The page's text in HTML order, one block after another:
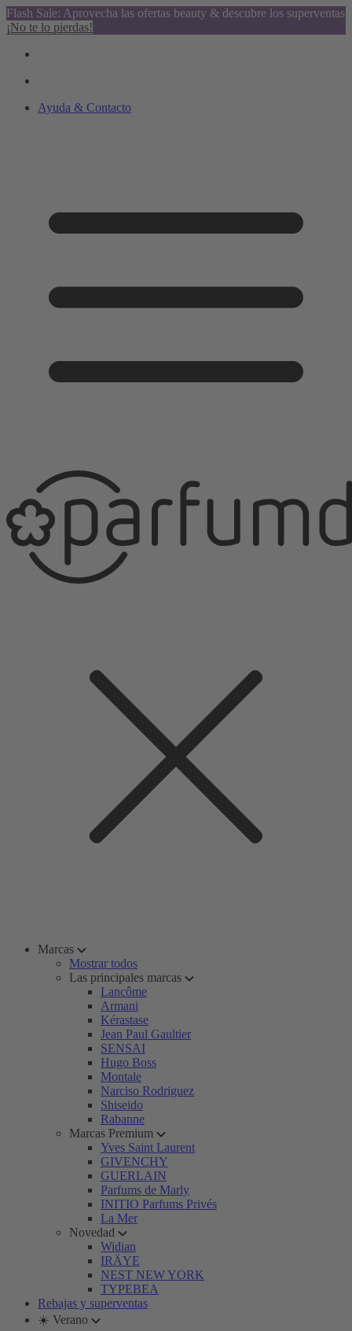
Flash Sale: Aprovecha las ofertas beauty & descubre los superventas
¡No te lo pierdas!
Ayuda & Contacto
Marcas
Mostrar todos
Las principales marcas
Lancôme
Armani
Kérastase
Jean Paul Gaultier
SENSAI
Hugo Boss
Montale
Narciso Rodriguez
Shiseido
Rabanne
Marcas Premium
Yves Saint Laurent
GIVENCHY
GUERLAIN
Parfums de Marly
INITIO Parfums Privés
La Mer
Novedad
Widian
IRÄYE
NEST NEW YORK
TYPEBEA
Rebajas y superventas
☀️ Verano